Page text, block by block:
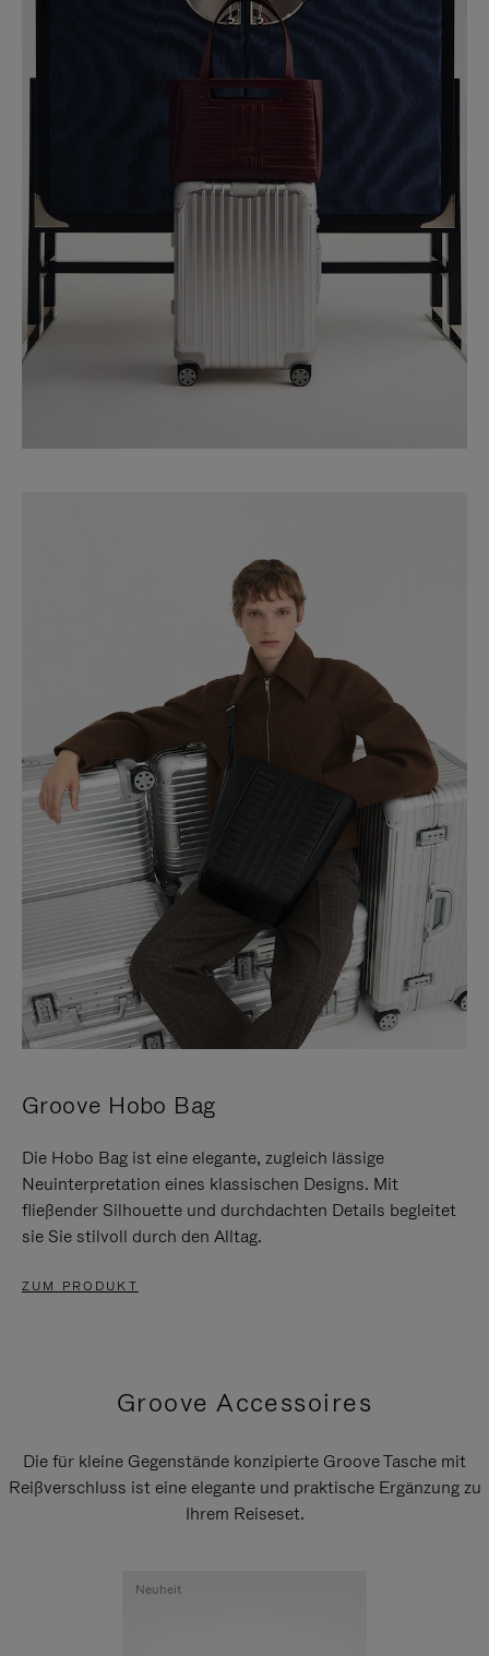
Groove Hobo Bag
Die Hobo Bag ist eine elegante, zugleich lässige
Neuinterpretation eines klassischen Designs. Mit
fließender Silhouette und durchdachten Details begleitet
sie Sie stilvoll durch den Alltag.
ZUM PRODUKT
Groove Accessoires
Die für kleine Gegenstände konzipierte Groove Tasche mit
Reißverschluss ist eine elegante und praktische Ergänzung zu
Ihrem Reiseset.
Neuheit